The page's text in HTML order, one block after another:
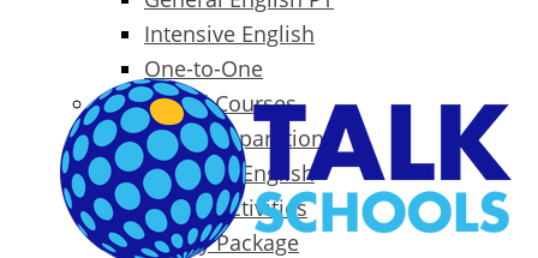
Intensive English
One-to-One
Specialized Courses
Exam Preparation
Business English
Packages & Activities
Family Package